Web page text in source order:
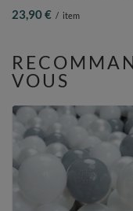
poudré/perle/transparent, 100
23,90 € / item
VOUS